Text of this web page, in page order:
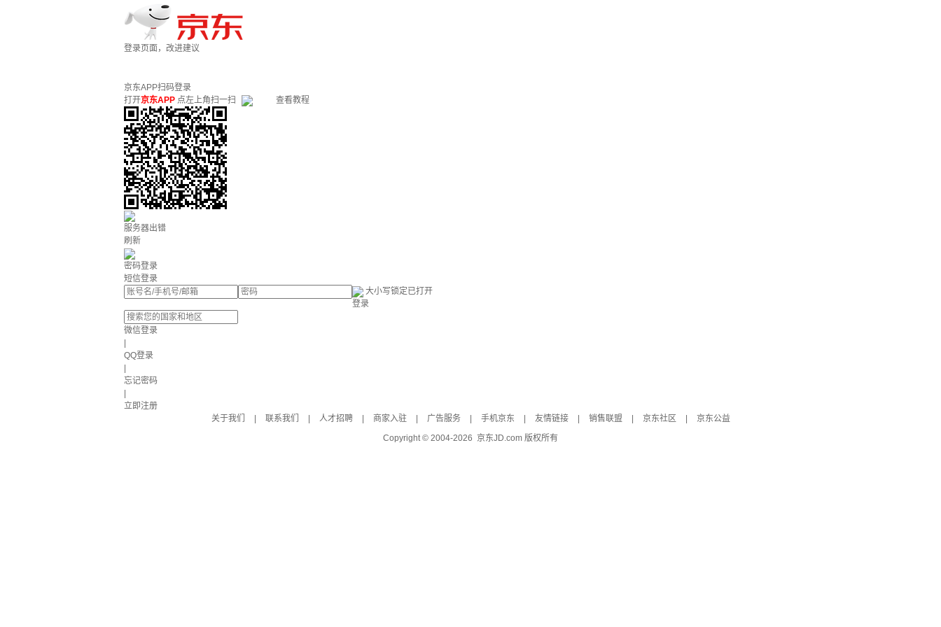
登录页面，改进建议
京东APP扫码登录
打开京东APP 点左上角扫一扫 查看教程
服务器出错
刷新
密码登录
短信登录
大小写锁定已打开
登录
微信登录
QQ登录
忘记密码
立即注册
关于我们
联系我们 人才招聘 商家入驻 广告服务 手机京东 友情链接 销售联盟 京东社区
京东公益
Copyright © 2004-2026 京东JD.com 版权所有